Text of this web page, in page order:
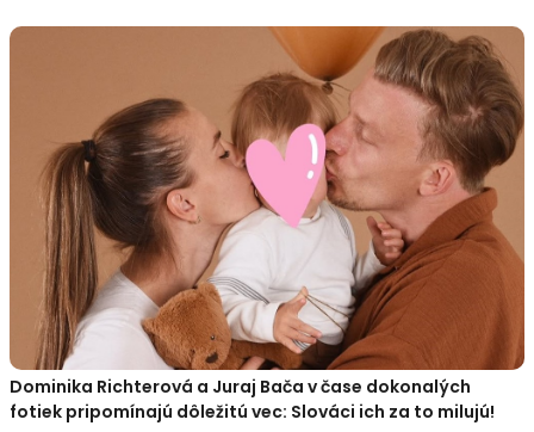
Dominika Richterová a Juraj Bača v čase dokonalých
fotiek pripomínajú dôležitú vec: Slováci ich za to milujú!